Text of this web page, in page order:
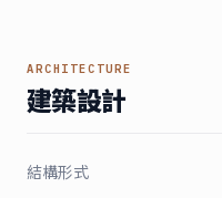
ARCHITECTURE
建築設計
結構形式